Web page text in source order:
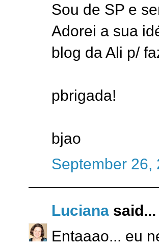
Sou de SP e
Adorei a sua
blog da Ali p/
pbrigada!
bjao
September 26,
Luciana said...
Entaaao... eu